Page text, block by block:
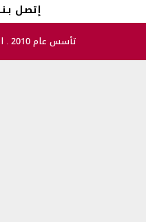
إتصـل
تأسس عام 2010 . الحقوق محفوظة © 2026